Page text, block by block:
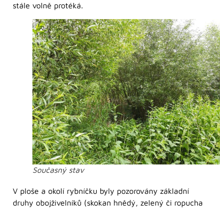
stále volně protéká.
Současný stav
V ploše a okolí rybníčku byly pozorovány základní
druhy obojživelníků (skokan hnědý, zelený či ropucha